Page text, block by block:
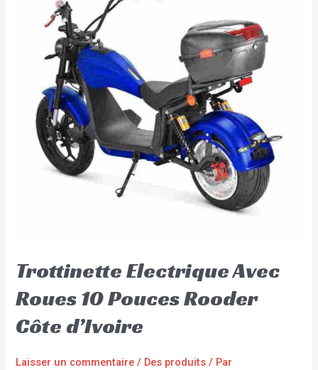
Trottinette Electrique Avec
Roues 10 Pouces Rooder
Côte d’Ivoire
Laisser un commentaire / Des produits / Par